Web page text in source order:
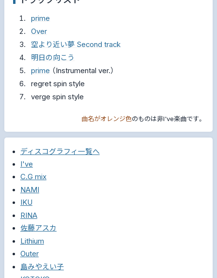
prime
Over
空より近い夢 Second track
明日の向こう
prime （Instrumental ver.）
regret spin style
verge spin style
曲名がオレンジ色のものは非I've楽曲です。
ディスコグラフィ一覧へ
I've
C.G mix
NAMI
IKU
RINA
佐藤アスカ
Lithium
Outer
島みやえい子